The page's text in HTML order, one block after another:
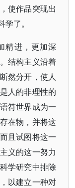
使作品突现出
了。
精进，更加深
结构主义沿着
然分开，使人
人的非理性的
符世界成为一
在物，并将这
且试图将这一
义的这一努力
学研究中排除
以建立一种对